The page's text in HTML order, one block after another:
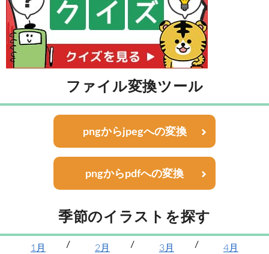
ファイル変換ツール
pngからjpegへの変換
pngからpdfへの変換
季節のイラストを探す
1月 2月 3月
4月